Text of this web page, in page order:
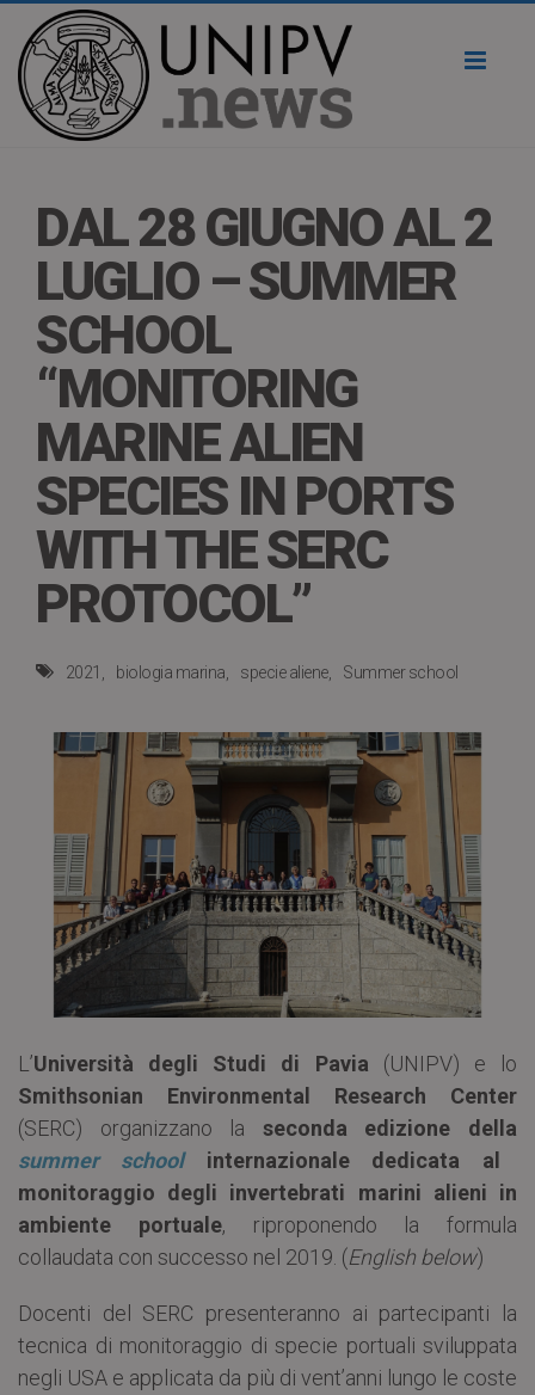
DAL 28 GIUGNO AL 2
LUGLIO – SUMMER
SCHOOL
“MONITORING
MARINE ALIEN
SPECIES IN PORTS
WITH THE SERC
PROTOCOL”
2021 biologia marina specie aliene Summer school
L’Università degli Studi di Pavia (UNIPV) e lo
Smithsonian Environmental Research Center
(SERC) organizzano la seconda edizione della
summer schoolinternazionale dedicata al
monitoraggio degli invertebrati marini alieni in
ambiente portuale, riproponendo la formula
collaudata con successo nel 2019. (English below)
Docenti del SERC presenteranno ai partecipanti la
tecnica di monitoraggio di specie portuali sviluppata
negli USA e applicata da più di vent’anni lungo le coste